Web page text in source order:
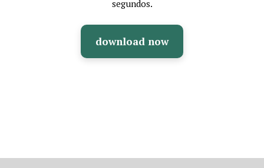
segundos.
download now